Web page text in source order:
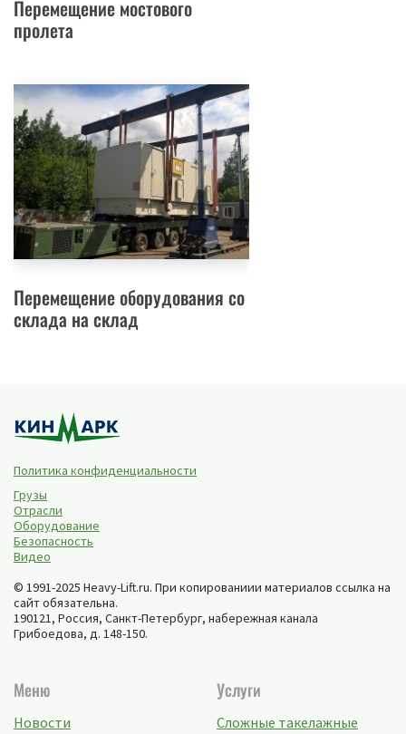
Перемещение мостового
пролета
Перемещение оборудования со
склада на склад
Политика конфиденциальности
Грузы
Отрасли
Оборудование
Безопасность
Видео
© 1991-2025 Heavy-Lift.ru. При копированиии материалов ссылка на
сайт обязательна.
190121, Россия, Санкт-Петербург, набережная канала
Грибоедова, д. 148-150.
Меню
Новости
Услуги
Сложные такелажные